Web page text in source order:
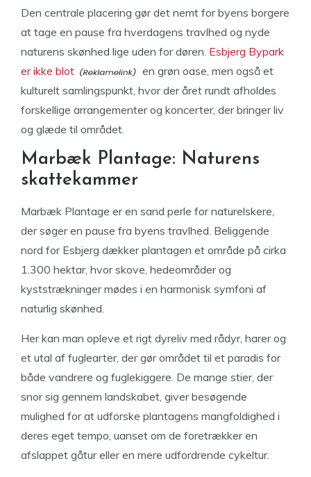
Den centrale placering gør det nemt for byens borgere
at tage en pause fra hverdagens travlhed og nyde
naturens skønhed lige uden for døren. Esbjerg Bypark
er ikke blot
en grøn oase, men også et
kulturelt samlingspunkt, hvor der året rundt afholdes
forskellige arrangementer og koncerter, der bringer liv
og glæde til området.
Marbæk Plantage: Naturens
skattekammer
Marbæk Plantage er en sand perle for naturelskere,
der søger en pause fra byens travlhed. Beliggende
nord for Esbjerg dækker plantagen et område på cirka
1.300 hektar, hvor skove, hedeområder og
kyststrækninger mødes i en harmonisk symfoni af
naturlig skønhed.
Her kan man opleve et rigt dyreliv med rådyr, harer og
et utal af fuglearter, der gør området til et paradis for
både vandrere og fuglekiggere. De mange stier, der
snor sig gennem landskabet, giver besøgende
mulighed for at udforske plantagens mangfoldighed i
deres eget tempo, uanset om de foretrækker en
afslappet gåtur eller en mere udfordrende cykeltur.